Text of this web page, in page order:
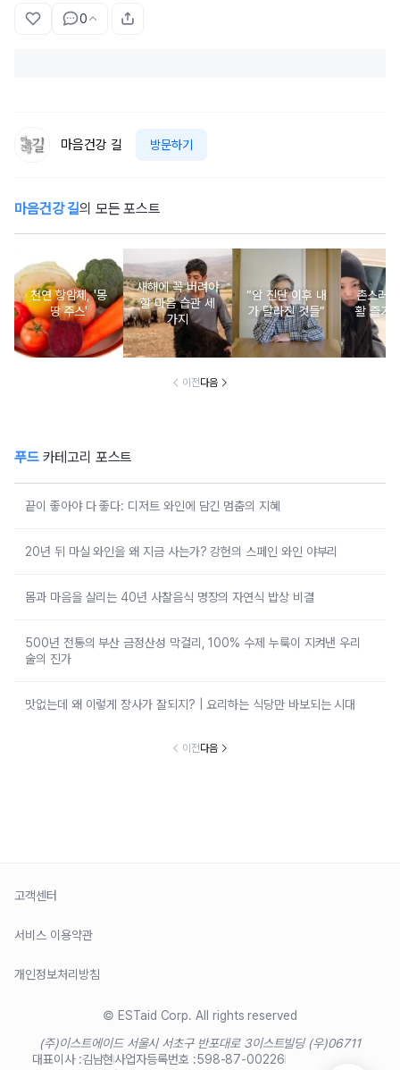
0
마음건강 길 방문하기
마음건강 길의 모든 포스트
천연 항암제, '몽
땅 주스'
새해에 꼭 버려야
할 마음 습관 세
가지
“암 진단 이후 내
가 달라진 것들”
촌스러
활 즐기
이전다음
푸드카테고리 포스트
끝이 좋아야 다 좋다: 디저트 와인에 담긴 멈춤의 지혜
20년 뒤 마실 와인을 왜 지금 사는가? 강헌의 스페인 와인 야부리
몸과 마음을 살리는 40년 사찰음식 명장의 자연식 밥상 비결
500년 전통의 부산 금정산성 막걸리, 100% 수제 누룩이 지켜낸 우리
술의 진가
맛없는데 왜 이렇게 장사가 잘되지? | 요리하는 식당만 바보되는 시대
이전다음
고객센터
서비스 이용약관
개인정보처리방침
© ESTaid Corp. All rights reserved
(주)이스트에이드 서울시 서초구 반포대로 3이스트빌딩 (우)06711
대표이사 :김남현사업자등록번호 :598-87-00226